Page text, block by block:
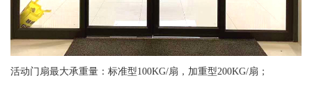
活动门扇最大承重量：标准型100KG/扇，加重型200KG/扇；